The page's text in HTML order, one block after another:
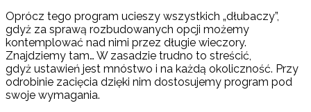
Oprócz tego program ucieszy wszystkich „dłubaczy”,
gdyż za sprawą rozbudowanych opcji możemy
kontemplować nad nimi przez długie wieczory.
Znajdziemy tam… W zasadzie trudno to streścić,
gdyż ustawień jest mnóstwo i na każdą okoliczność. Przy
odrobinie zacięcia dzięki nim dostosujemy program pod
swoje wymagania.